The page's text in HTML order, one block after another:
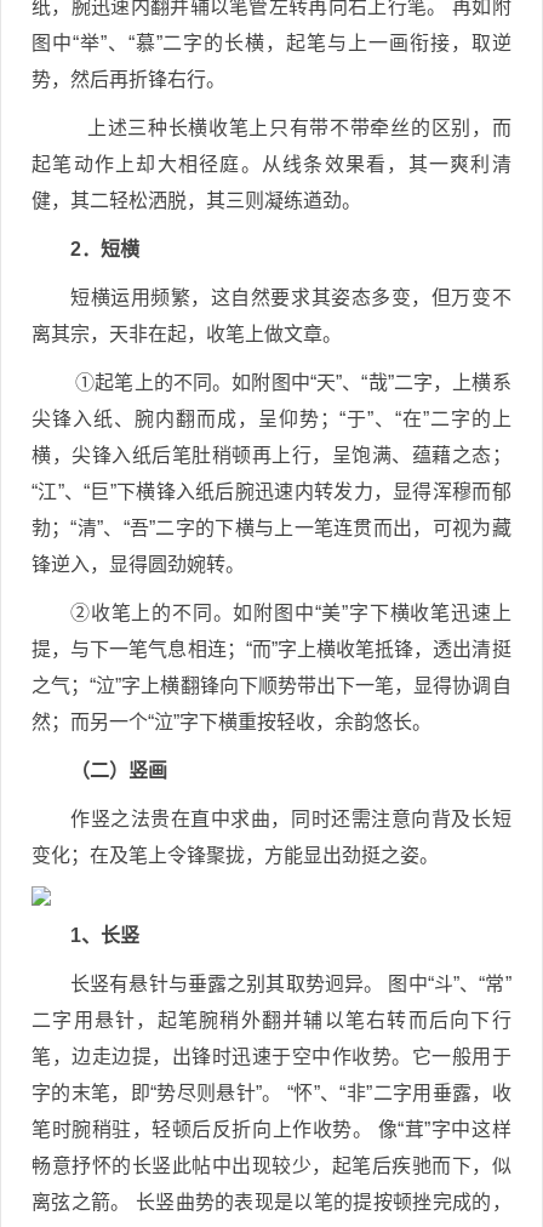
纸，腕迅速内翻并辅以笔管左转再向右上行笔。 再如附
图中“举”、“慕”二字的长横，起笔与上一画衔接，取逆
势，然后再折锋右行。
上述三种长横收笔上只有带不带牵丝的区别，而
起笔动作上却大相径庭。从线条效果看，其一爽利清
健，其二轻松洒脱，其三则凝练遒劲。
2．短横
短横运用频繁，这自然要求其姿态多变，但万变不
离其宗，天非在起，收笔上做文章。
①起笔上的不同。如附图中“天”、“哉”二字，上横系
尖锋入纸、腕内翻而成，呈仰势；“于”、“在”二字的上
横，尖锋入纸后笔肚稍顿再上行，呈饱满、蕴藉之态；
“江”、“巨”下横锋入纸后腕迅速内转发力，显得浑穆而郁
勃；“清”、“吾”二字的下横与上一笔连贯而出，可视为藏
锋逆入，显得圆劲婉转。
②收笔上的不同。如附图中“美”字下横收笔迅速上
提，与下一笔气息相连；“而”字上横收笔抵锋，透出清挺
之气；“泣”字上横翻锋向下顺势带出下一笔，显得协调自
然；而另一个“泣”字下横重按轻收，余韵悠长。
（二）竖画
作竖之法贵在直中求曲，同时还需注意向背及长短
变化；在及笔上令锋聚拢，方能显出劲挺之姿。
1、长竖
长竖有悬针与垂露之别其取势迥异。 图中“斗”、“常”
二字用悬针，起笔腕稍外翻并辅以笔右转而后向下行
笔，边走边提，出锋时迅速于空中作收势。它一般用于
字的末笔，即“势尽则悬针”。 “怀”、“非”二字用垂露，收
笔时腕稍驻，轻顿后反折向上作收势。 像“茸”字中这样
畅意抒怀的长竖此帖中出现较少，起笔后疾驰而下，似
离弦之箭。 长竖曲势的表现是以笔的提按顿挫完成的，